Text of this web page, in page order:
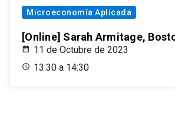
Microeconomía Aplicada
[Online] Sarah Armitage,
11 de Octubre de 2023
13:30 a 14:30